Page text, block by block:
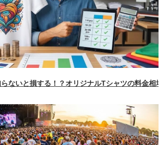
らないと損する！？オリジナルTシャツの料金